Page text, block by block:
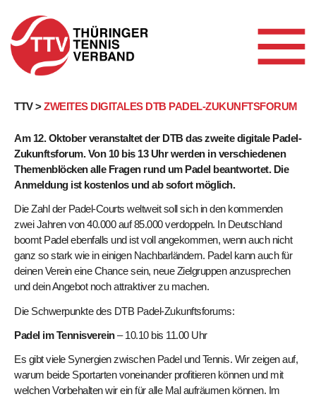
Skip
content
TTV >ZWEITES DIGITALES DTB PADEL-ZUKUNFTSFORUM
Am 12. Oktober veranstaltet der DTB das zweite digitale Padel-
Zukunftsforum. Von 10 bis 13 Uhr werden in verschiedenen
Themenblöcken alle Fragen rund um Padel beantwortet. Die
Anmeldung ist kostenlos und ab sofort möglich.
Die Zahl der Padel-Courts weltweit soll sich in den kommenden
zwei Jahren von 40.000 auf 85.000 verdoppeln. In Deutschland
boomt Padel ebenfalls und ist voll angekommen, wenn auch nicht
ganz so stark wie in einigen Nachbarländern. Padel kann auch für
deinen Verein eine Chance sein, neue Zielgruppen anzusprechen
und dein Angebot noch attraktiver zu machen.
Die Schwerpunkte des DTB Padel-Zukunftsforums:
Padel im Tennisverein– 10.10 bis 11.00 Uhr
Es gibt viele Synergien zwischen Padel und Tennis. Wir zeigen auf,
warum beide Sportarten voneinander profitieren können und mit
welchen Vorbehalten wir ein für alle Mal aufräumen können. Im